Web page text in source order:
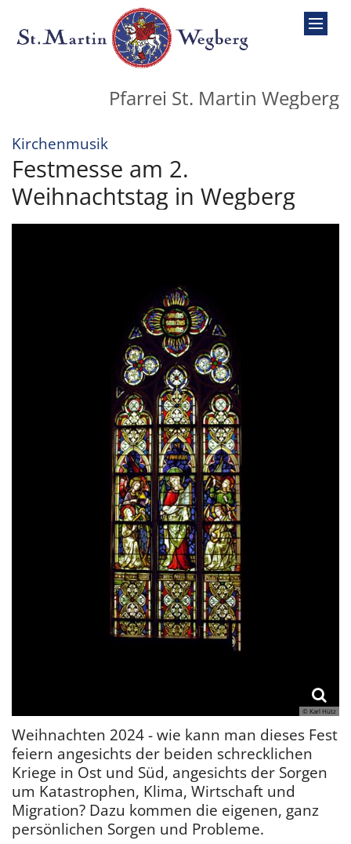
Zum Inhalt springen
Pfarrei St. Martin Wegberg
Kirchenmusik:
Festmesse am 2.
Weihnachtstag in Wegberg
© Karl Hütz
Weihnachten 2024 - wie kann man dieses Fest
feiern angesichts der beiden schrecklichen
Kriege in Ost und Süd, angesichts der Sorgen
um Katastrophen, Klima, Wirtschaft und
Migration? Dazu kommen die eigenen, ganz
persönlichen Sorgen und Probleme.